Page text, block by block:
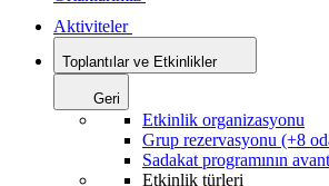
Aktiviteler
Toplantılar ve Etkinlikler
Geri
Etkinlik organizasyonu
Grup rezervasyonu (+8
Sadakat programının
Etkinlik türleri